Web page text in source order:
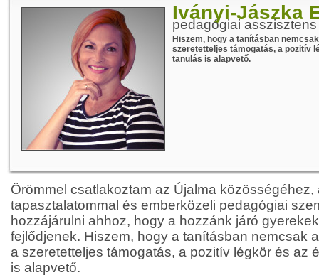
Iványi-Jászka
pedagógiai asszisztens
Hiszem, hogy a tanításban
szeretetteljes támogatás, a pozitív
tanulás is alapvető.
Örömmel csatlakoztam az Újalma közösségéhez,
tapasztalatommal és emberközeli pedagógiai
hozzájárulni ahhoz, hogy a hozzánk járó
fejlődjenek. Hiszem, hogy a tanításban nemcsak
a szeretetteljes támogatás, a pozitív légkör és az
is alapvető.